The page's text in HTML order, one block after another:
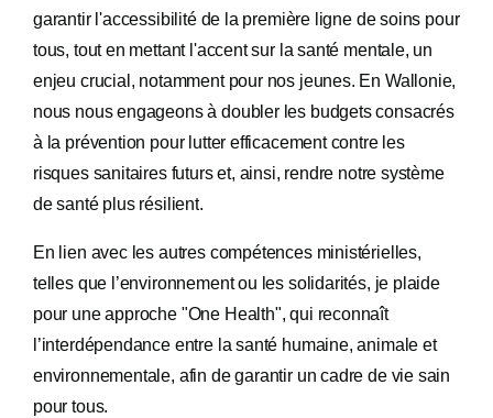
garantir l'accessibilité de la première ligne de soins pour
tous, tout en mettant l'accent sur la santé mentale, un
enjeu crucial, notamment pour nos jeunes. En Wallonie,
nous nous engageons à doubler les budgets consacrés
à la prévention pour lutter efficacement contre les
risques sanitaires futurset, ainsi, rendre notre système
de santé plus résilient.
En lien avec les autres compétences ministérielles,
telles que l’environnement ou les solidarités, je plaide
pour une approche "One Health", qui reconnaît
l’interdépendance entre la santé humaine, animale et
environnementale, afin de garantir un cadre de vie sain
pour tous.